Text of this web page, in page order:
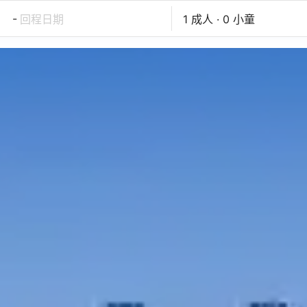
- 回程日期 1 成人 · 0 小童